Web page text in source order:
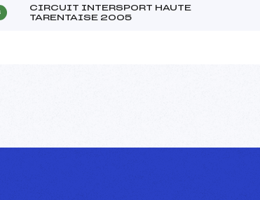
CIRCUIT INTERSPORT HAUTE
TARENTAISE 2005